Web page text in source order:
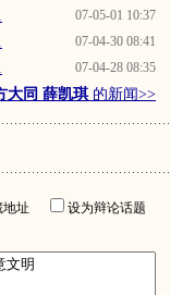
07-05-01 10:37
07-04-30 08:41
07-04-28 08:35
大同 薛凯琪的新闻>>
地址
设为辩论话题